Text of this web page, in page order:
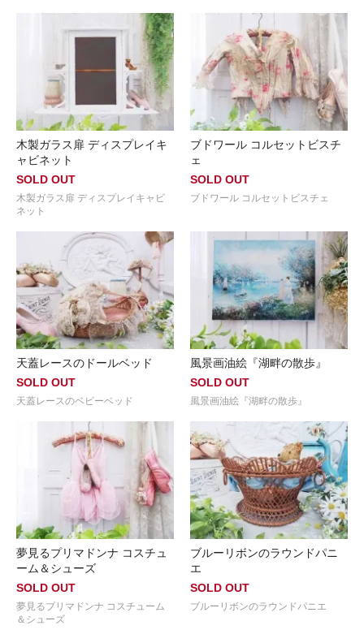
木製ガラス扉 ディスプレイキ
ャビネット
SOLD OUT
木製ガラス扉 ディスプレイキャビ
ネット
ブドワール コルセットビスチ
ェ
SOLD OUT
ブドワール コルセットビスチェ
天蓋レースのドールベッド
SOLD OUT
天蓋レースのベビーベッド
風景画油絵『湖畔の散歩』
SOLD OUT
風景画油絵『湖畔の散歩』
夢見るプリマドンナ コスチュ
ーム＆シューズ
SOLD OUT
夢見るプリマドンナ コスチューム
＆シューズ
ブルーリボンのラウンドパニ
エ
SOLD OUT
ブルーリボンのラウンドパニエ